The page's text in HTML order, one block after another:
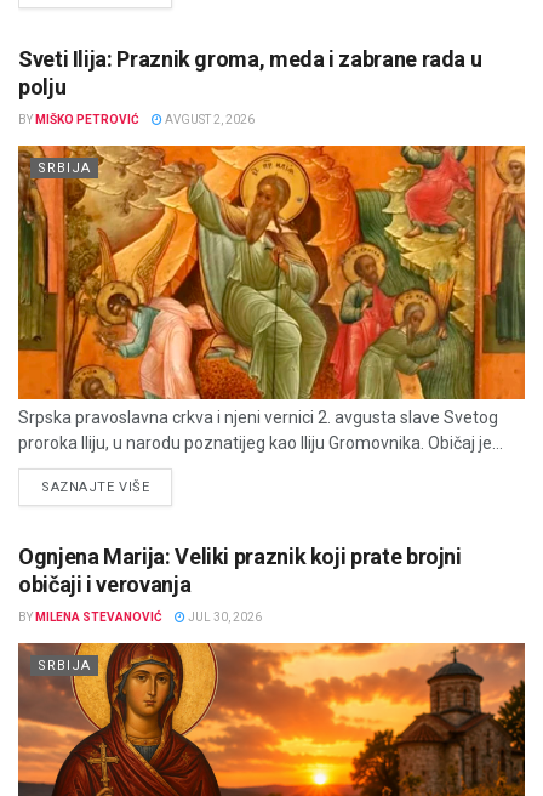
Sveti Ilija: Praznik groma, meda i zabrane rada u
polju
BY MIŠKO PETROVIĆ AVGUST 2, 2026
SRBIJA
Srpska pravoslavna crkva i njeni vernici 2. avgusta slave Svetog
proroka Iliju, u narodu poznatijeg kao Iliju Gromovnika. Običaj je...
SAZNAJTE VIŠEDETAILS
Ognjena Marija: Veliki praznik koji prate brojni
običaji i verovanja
BY MILENA STEVANOVIĆ JUL 30, 2026
SRBIJA